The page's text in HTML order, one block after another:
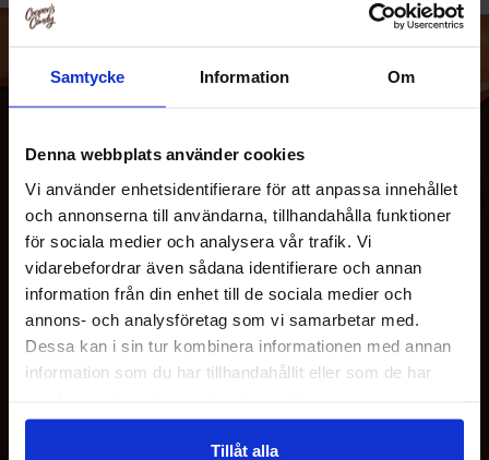
Samtycke Information Om
Denna webbplats använder cookies
Vi använder enhetsidentifierare för att anpassa innehållet
och annonserna till användarna, tillhandahålla funktioner
för sociala medier och analysera vår trafik. Vi
vidarebefordrar även sådana identifierare och annan
information från din enhet till de sociala medier och
annons- och analysföretag som vi samarbetar med.
Dessa kan i sin tur kombinera informationen med annan
information som du har tillhandahållit eller som de har
Tillåt alla
Cullen, et legende kÃ¦lenavn, der nu skaber sig en vej som
Chris’ passion for alt hvad der er hot startede fra en meget
ung alder og fik ham til at lave hot sauces til venner og
kartoffelstempel. Hurtigt frem 20 Ã¥r. Efter en lang
karriere som kok, og meget opmuntring fra hans venner,
besluttede Chris at omdanne sin passion til en virksomhed
og alas, Culley’s blev fÃ¸dt!
OM OS